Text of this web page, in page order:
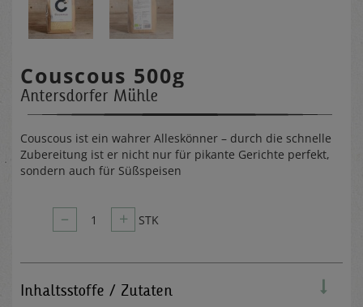
Couscous 500g
Antersdorfer Mühle
Couscous ist ein wahrer Alleskönner – durch die schnelle
Zubereitung ist er nicht nur für pikante Gerichte perfekt,
sondern auch für Süßspeisen
– 1 + STK
Inhaltsstoffe / Zutaten